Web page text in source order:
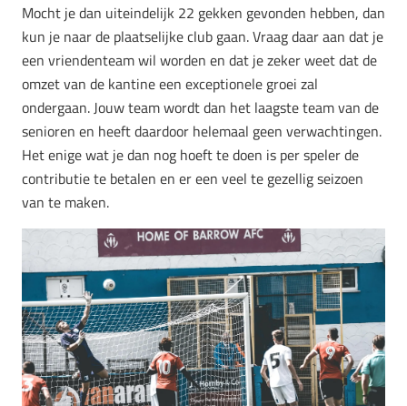
Mocht je dan uiteindelijk 22 gekken gevonden hebben, dan
kun je naar de plaatselijke club gaan. Vraag daar aan dat je
een vriendenteam wil worden en dat je zeker weet dat de
omzet van de kantine een exceptionele groei zal
ondergaan. Jouw team wordt dan het laagste team van de
senioren en heeft daardoor helemaal geen verwachtingen.
Het enige wat je dan nog hoeft te doen is per speler de
contributie te betalen en er een veel te gezellig seizoen
van te maken.